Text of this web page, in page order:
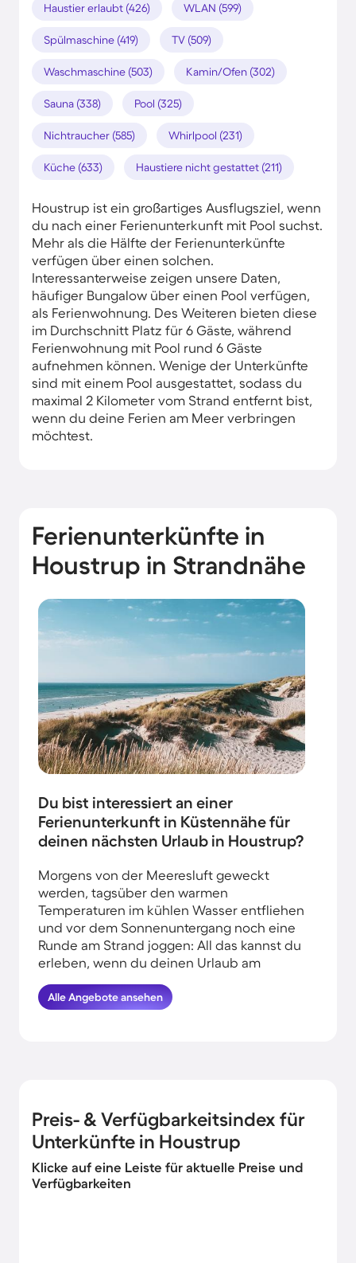
Haustier erlaubt (426) WLAN (599)
Spülmaschine (419) TV (509)
Waschmaschine (503) Kamin/Ofen (302)
Sauna (338) Pool (325)
Nichtraucher (585) Whirlpool (231)
Küche (633) Haustiere nicht gestattet (211)
Houstrup ist ein großartiges Ausflugsziel, wenn
du nach einer Ferienunterkunft mit Pool suchst.
Mehr als die Hälfte der Ferienunterkünfte
verfügen über einen solchen.
Interessanterweise zeigen unsere Daten,
häufiger Bungalow über einen Pool verfügen,
als Ferienwohnung. Des Weiteren bieten diese
im Durchschnitt Platz für 6 Gäste, während
Ferienwohnung mit Pool rund 6 Gäste
aufnehmen können. Wenige der Unterkünfte
sind mit einem Pool ausgestattet, sodass du
maximal 2 Kilometer vom Strand entfernt bist,
wenn du deine Ferien am Meer verbringen
möchtest.
Ferienunterkünfte in
Houstrup in Strandnähe
Du bist interessiert an einer
Ferienunterkunft in Küstennähe für
deinen nächsten Urlaub in Houstrup?
Morgens von der Meeresluft geweckt
werden, tagsüber den warmen
Temperaturen im kühlen Wasser entfliehen
und vor dem Sonnenuntergang noch eine
Runde am Strand joggen: All das kannst du
erleben, wenn du deinen Urlaub am
hat für euch die besten Angebote
herausgesucht. Finde und buche hier die
Alle Angebote ansehen
Preis- & Verfügbarkeitsindex für
Unterkünfte in Houstrup
Klicke auf eine Leiste für aktuelle Preise und
Verfügbarkeiten